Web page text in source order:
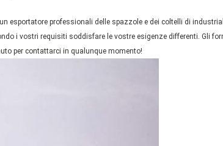
esportatore professionali delle spazzole e dei coltelli di
i vostri requisiti soddisfare le vostre esigenze differenti. Gli
per contattarci in qualunque momento!